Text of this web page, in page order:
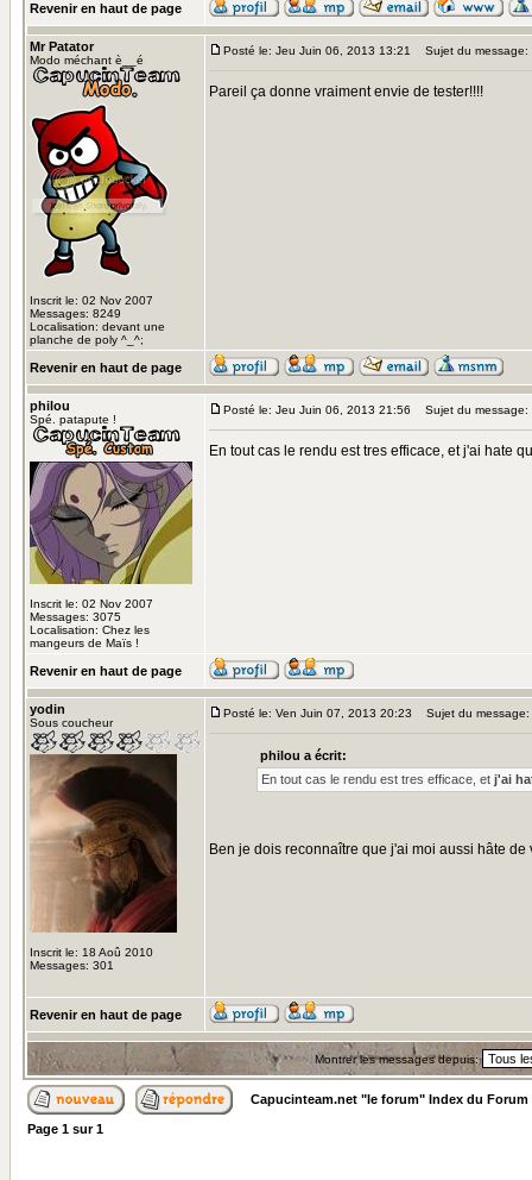
Revenir en haut de page
Mr Patator
Modo méchant è__é
Inscrit le: 02 Nov 2007
Messages: 8249
Localisation: devant une
planche de poly ^_^;
Posté le: Jeu Juin 06, 2013 13:21 Sujet du message:
Pareil ça donne vraiment envie de tester!!!!
Revenir en haut de page
philou
Spé. patapute !
Inscrit le: 02 Nov 2007
Messages: 3075
Localisation: Chez les
mangeurs de Maïs !
Posté le: Jeu Juin 06, 2013 21:56 Sujet du message:
En tout cas le rendu est tres efficace, et j'ai hate
Revenir en haut de page
yodin
Sous coucheur
Inscrit le: 18 Aoû 2010
Messages: 301
Posté le: Ven Juin 07, 2013 20:23 Sujet du message:
philou a écrit:
En tout cas le rendu est tres efficace, et j'ai
Ben je dois reconnaître que j'ai moi aussi hâte
Revenir en haut de page
Montrer les messages depuis:
Capucinteam.net "le forum" Index du Forum
Page 1 sur1